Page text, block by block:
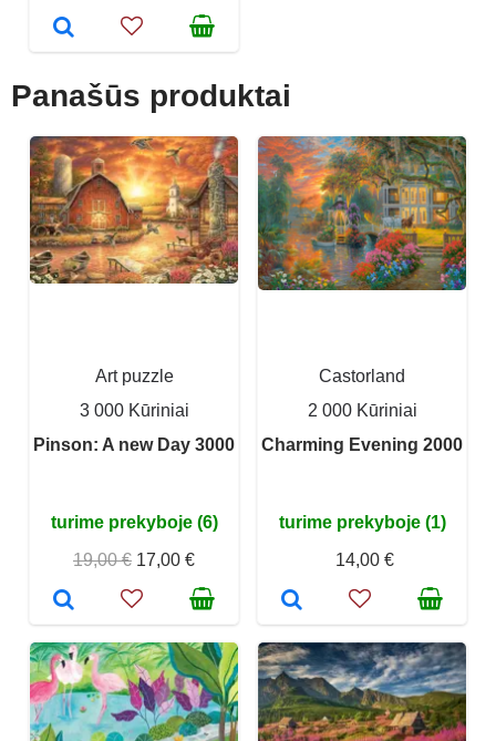
Panašūs produktai
Art puzzle
3 000 Kūriniai
Pinson: A new Day 3000
turime prekyboje (6)
19,00 € 17,00 €
Castorland
2 000 Kūriniai
Charming Evening 2000
turime prekyboje (1)
14,00 €